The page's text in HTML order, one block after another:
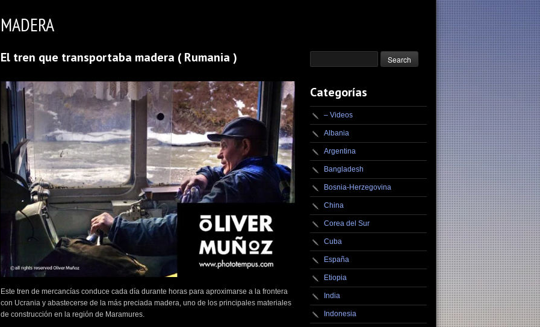
MADERA
El tren que transportaba madera ( Rumania )
Este tren de mercancías conduce cada día durante horas para aproximarse a la frontera
con Ucrania y abastecerse de la más preciada madera, uno de los principales materiales
de construcción en la región de Maramures.
Categorías
– Videos
Albania
Argentina
Bangladesh
Bosnia-Herzegovina
China
Corea del Sur
Cuba
España
Etiopia
India
Indonesia